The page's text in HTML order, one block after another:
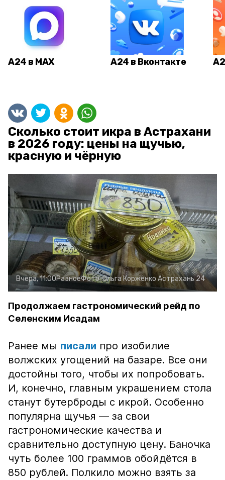
А24 в MAX А24 в Вконтакте
Сколько стоит икра в Астрахани
в 2026 году: цены на щучью,
красную и чёрную
Вчера, 11:00РазноеФото:Ольга Корженко Астрахань 24
Продолжаем гастрономический рейд по
Селенским Исадам
Ранее мы писали про изобилие
волжских угощений на базаре. Все они
достойны того, чтобы их попробовать.
И, конечно, главным украшением стола
станут бутерброды с икрой. Особенно
популярна щучья — за свои
гастрономические качества и
сравнительно доступную цену. Баночка
чуть более 100 граммов обойдётся в
850 рублей. Полкило можно взять за